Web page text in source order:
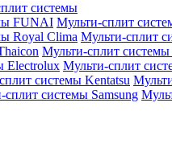
системы
FUNAI Мульти-сплит
Royal Clima Мульти-сплит
Мульти-сплит
Electrolux Мульти-сплит
системы Kentatsu
сплит системы Samsung